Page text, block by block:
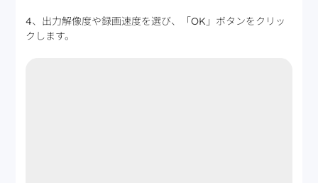
4、出力解像度や録画速度を選び、「OK」ボタンをクリッ
クします。